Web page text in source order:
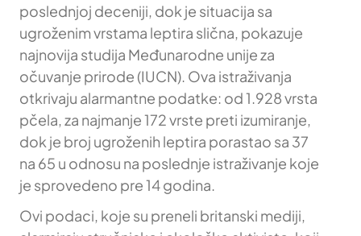
poslednjoj deceniji, dok je situacija sa
ugroženim vrstama leptira slična, pokazuje
najnovija studija Međunarodne unije za
očuvanje prirode (IUCN). Ova istraživanja
otkrivaju alarmantne podatke: od 1.928 vrsta
pčela, za najmanje 172 vrste preti izumiranje,
dok je broj ugroženih leptira porastao sa 37
na 65 u odnosu na poslednje istraživanje koje
je sprovedeno pre 14 godina.
Ovi podaci, koje su preneli britanski mediji,